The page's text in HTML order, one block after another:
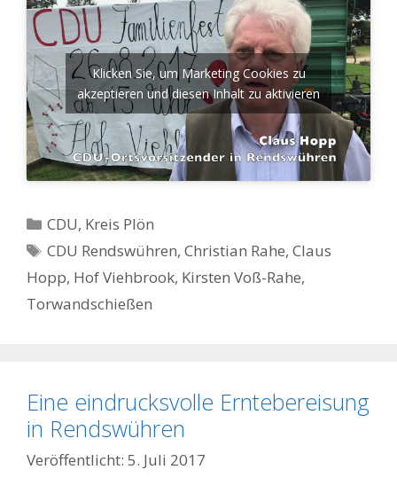
Klicken Sie, um Marketing Cookies zu
akzeptieren und diesen Inhalt zu aktivieren
Kategorien
CDU, Kreis Plön
Schlagwörter
CDU Rendswühren,Christian Rahe,Claus
Hopp, Hof Viehbrook, Kirsten Voß-Rahe,
Torwandschießen
Eine eindrucksvolle Erntebereisung
in Rendswühren
5. Juli 2017